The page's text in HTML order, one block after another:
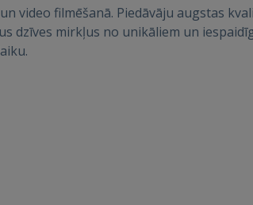
Atcerēties?
video filmēšanā. Piedāvāju augstas
dzīves mirkļus no unikāliem un